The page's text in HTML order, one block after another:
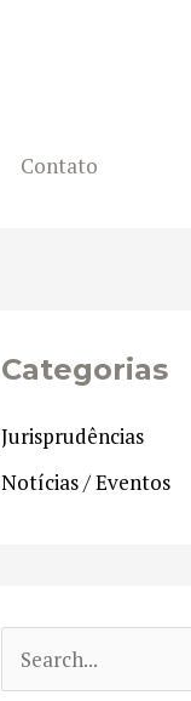
Contato
Categorias
Jurisprudências
Notícias / Eventos